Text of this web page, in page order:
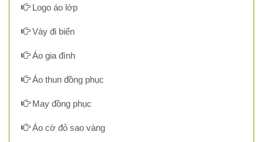
Logo áo lớp
Váy đi biển
Áo gia đình
Áo thun đồng phục
May đồng phục
Áo cờ đỏ sao vàng